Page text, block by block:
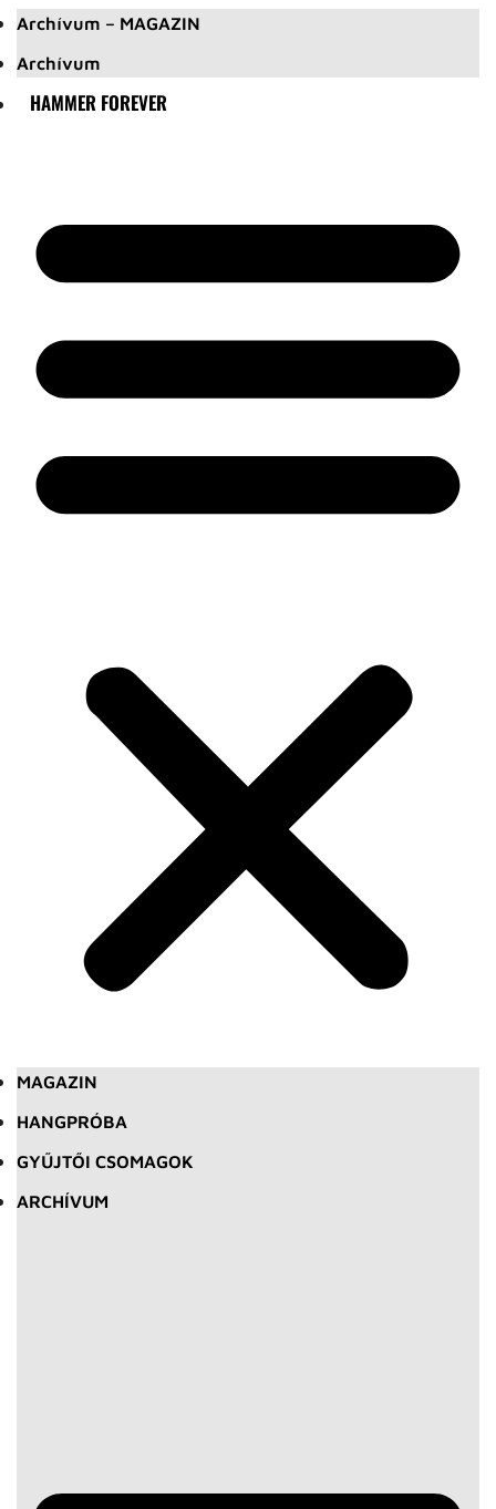
Archívum – MAGAZIN
Archívum
HAMMER FOREVER
MAGAZIN
HANGPRÓBA
GYŰJTŐI CSOMAGOK
ARCHÍVUM